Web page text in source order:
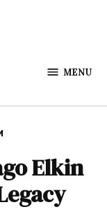
MENU
Elkin